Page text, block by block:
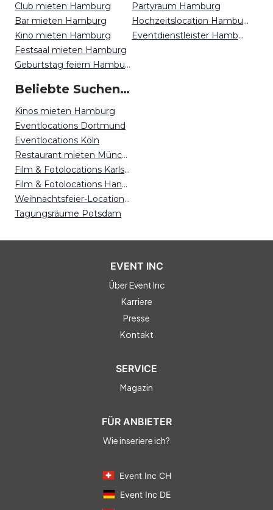
Club mieten Hamburg
Bar mieten Hamburg
Kino mieten Hamburg
Festsaal mieten Hamburg
Geburtstag feiern Hamburg
Partyraum Hamburg
Hochzeitslocation Hamburg
Eventdienstleister Hamburg
Beliebte Suchen auf Event Inc
Kinos mieten Hamburg
Eventlocations Dortmund
Eventlocations Köln
Restaurant mieten München
Film & Fotolocations Karlsruhe
Film & Fotolocations Hannover
Weihnachtsfeier-Locations Frankfurt
Tagungsräume Potsdam
EVENT INC
Über Event Inc
Karriere
Presse
Kontakt
SERVICE
Magazin
FÜR ANBIETER
Wie inseriere ich?
Event Inc CH
Event Inc DE